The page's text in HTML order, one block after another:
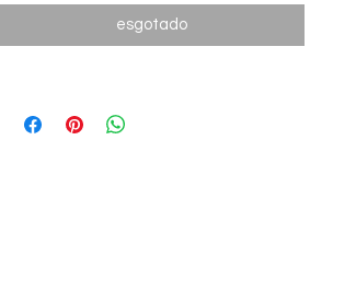
Melhor opção para quem não tem tempo!
janelas e lojas de shopping.
esgotado